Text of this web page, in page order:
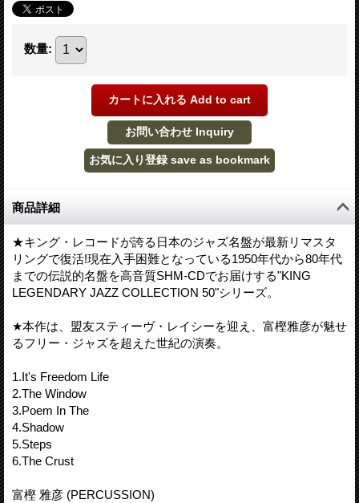
数量:
商品詳細
★キング・レコードが誇る日本のジャズ名盤が最新リマスタ
リングで復活!現在入手困難となっている1950年代から80年代
までの伝説的名盤を高音質SHM-CDでお届けする"KING
LEGENDARY JAZZ COLLECTION 50"シリーズ。
★本作は、盟友スティーヴ・レイシーを迎え、富樫雅彦が魅せ
るフリー・ジャズを超えた世紀の演奏。
1.It's Freedom Life
2.The Window
3.Poem In The
4.Shadow
5.Steps
6.The Crust
富樫 雅彦 (PERCUSSION)